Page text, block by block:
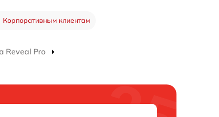
Корпоративным клиентам
Reveal Pro